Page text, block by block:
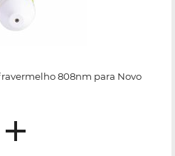
808nm para Novo